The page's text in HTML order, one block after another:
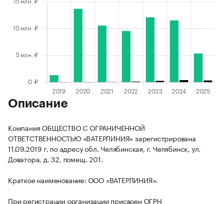
Описание
Компания ОБЩЕСТВО С ОГРАНИЧЕННОЙ
ОТВЕТСТВЕННОСТЬЮ «ВАТЕРЛИНИЯ» зарегистрирована
11.09.2019 г. по адресу обл. Челябинская, г. Челябинск, ул.
Доватора, д. 32, помещ. 201.
Краткое наименование: ООО «ВАТЕРЛИНИЯ».
При регистрации организации присвоен ОГРН